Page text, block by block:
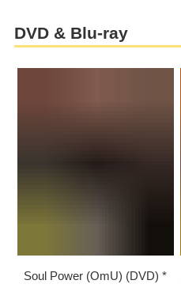
DVD & Blu-ray
Soul Power (OmU) (DVD)